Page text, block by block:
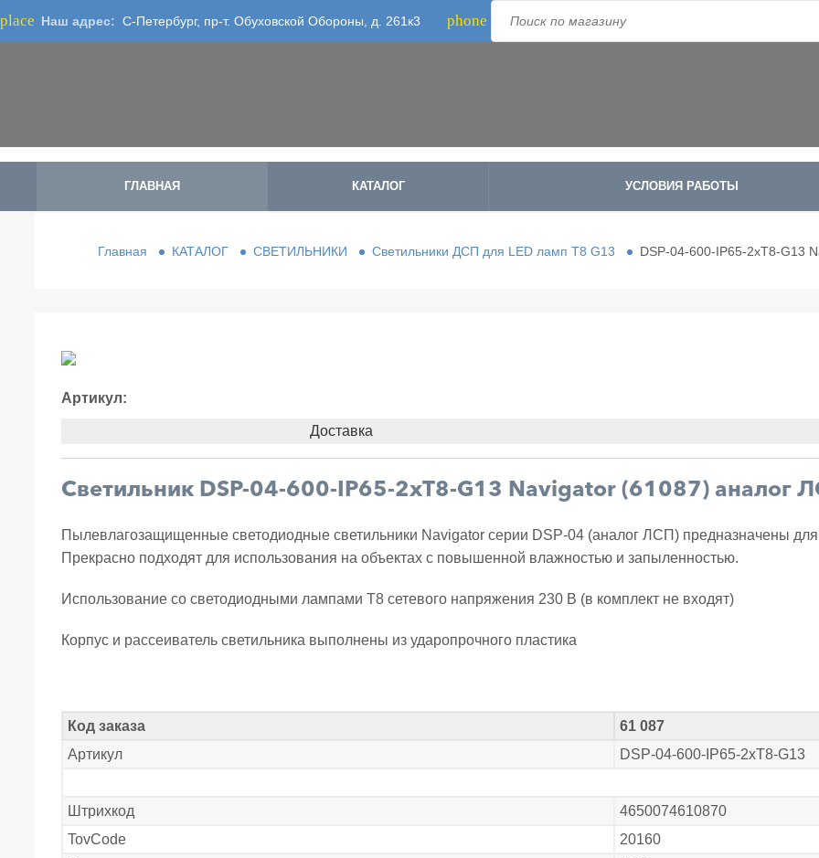
place Наш адрес: С-Петербург, пр-т. Обуховской Обороны, д. 261к3 phone Телефон: 8-800-500-1973
ГЛАВНАЯ КАТАЛОГ УСЛОВИЯ РАБОТЫ
Главная КАТАЛОГ СВЕТИЛЬНИКИ Светильники ДСП для LED ламп Т8 G13 DSP-04-600-IP65-2хT8-G13
Артикул:
Доставка
Светильник DSP-04-600-IP65-2хT8-G13 Navigator (61087) аналог
Пылевлагозащищенные светодиодные светильники Navigator серии DSP-04 (аналог ЛСП) предназначены
Прекрасно подходят для использования на объектах с повышенной влажностью и запыленностью.
Использование со светодиодными лампами Т8 сетевого напряжения 230 В (в комплект не входят)
Корпус и рассеиватель светильника выполнены из ударопрочного пластика
Код заказа
61 087
Артикул
DSP-04-600-IP65-2хT8-G13
Штрихкод
4650074610870
TovCode
20160